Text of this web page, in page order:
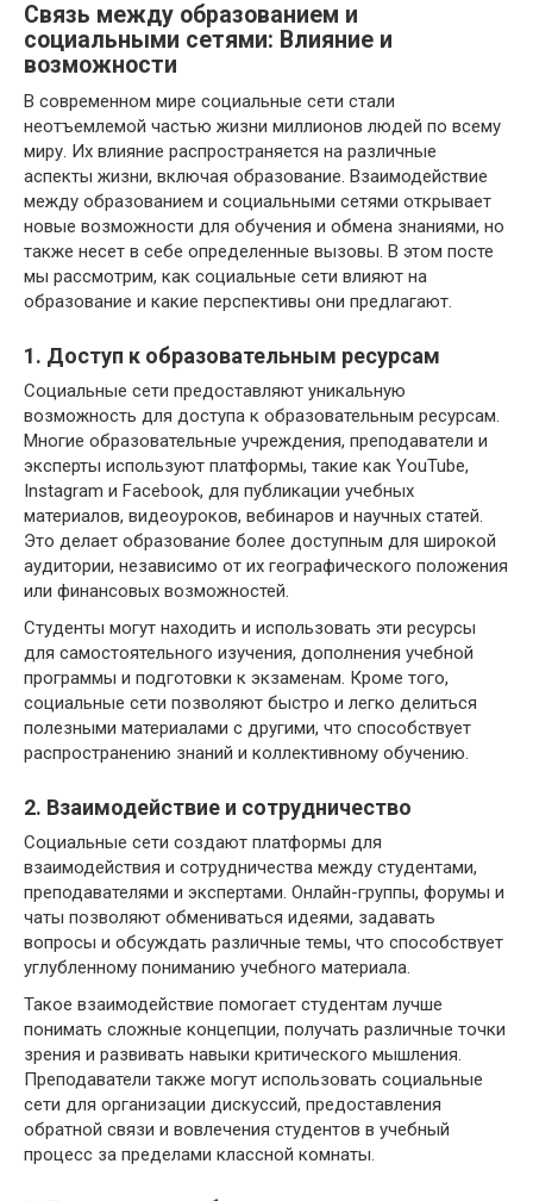
Связь между образованием и
социальными сетями: Влияние и
возможности
В современном мире социальные сети стали
неотъемлемой частью жизни миллионов людей по всему
миру. Их влияние распространяется на различные
аспекты жизни, включая образование. Взаимодействие
между образованием и социальными сетями открывает
новые возможности для обучения и обмена знаниями, но
также несет в себе определенные вызовы. В этом посте
мы рассмотрим, как социальные сети влияют на
образование и какие перспективы они предлагают.
1. Доступ к образовательным ресурсам
Социальные сети предоставляют уникальную
возможность для доступа к образовательным ресурсам.
Многие образовательные учреждения, преподаватели и
эксперты используют платформы, такие как YouTube,
Instagram и Facebook, для публикации учебных
материалов, видеоуроков, вебинаров и научных статей.
Это делает образование более доступным для широкой
аудитории, независимо от их географического положения
или финансовых возможностей.
Студенты могут находить и использовать эти ресурсы
для самостоятельного изучения, дополнения учебной
программы и подготовки к экзаменам. Кроме того,
социальные сети позволяют быстро и легко делиться
полезными материалами с другими, что способствует
распространению знаний и коллективному обучению.
2. Взаимодействие и сотрудничество
Социальные сети создают платформы для
взаимодействия и сотрудничества между студентами,
преподавателями и экспертами. Онлайн-группы, форумы и
чаты позволяют обмениваться идеями, задавать
вопросы и обсуждать различные темы, что способствует
углубленному пониманию учебного материала.
Такое взаимодействие помогает студентам лучше
понимать сложные концепции, получать различные точки
зрения и развивать навыки критического мышления.
Преподаватели также могут использовать социальные
сети для организации дискуссий, предоставления
обратной связи и вовлечения студентов в учебный
процесс за пределами классной комнаты.